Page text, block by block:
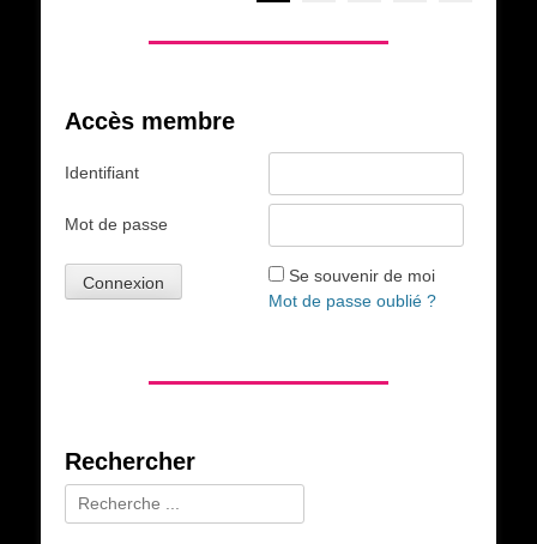
Accès membre
Identifiant
Mot de passe
Se souvenir de moi
Mot de passe oublié ?
Rechercher
Rechercher :